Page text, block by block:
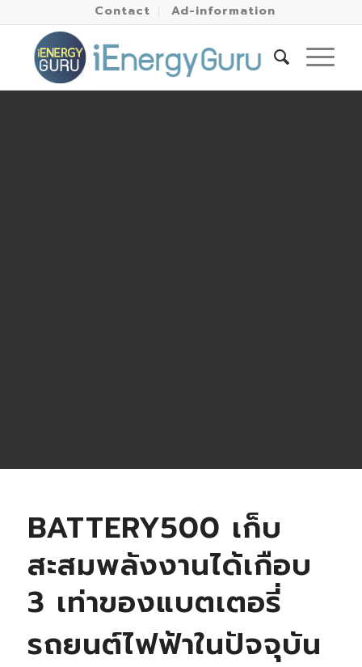
Contact Ad-information
BATTERY500 เก็บ
สะสมพลังงานได้เกือบ
3 เท่าของแบตเตอรี่
รถยนต์ไฟฟ้าในปัจจุบัน